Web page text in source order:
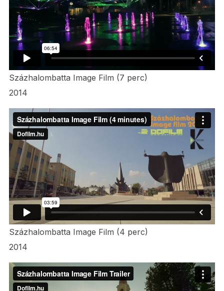
Százhalombatta Image Film (7 perc)
2014
Százhalombatta Image Film (4 perc)
2014